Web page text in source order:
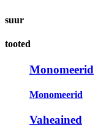
suur
tooted
Monomeerid
Monomeerid
Vaheained